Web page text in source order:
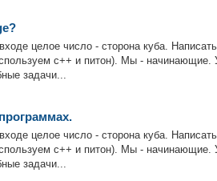
целое число - сторона куба. Написать
с++ и питон). Мы - начинающие.
задачи...
целое число - сторона куба. Написать
с++ и питон). Мы - начинающие.
задачи...